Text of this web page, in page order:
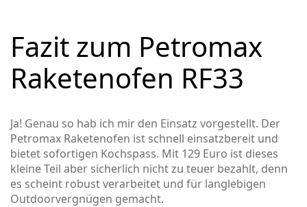
Fazit zum Petromax
Raketenofen RF33
Ja! Genau so hab ich mir den Einsatz vorgestellt. Der
Petromax Raketenofen ist schnell einsatzbereit und
bietet sofortigen Kochspass. Mit 129 Euro ist dieses
kleine Teil aber sicherlich nicht zu teuer bezahlt, denn
es scheint robust verarbeitet und für langlebigen
Outdoorvergnügen gemacht.